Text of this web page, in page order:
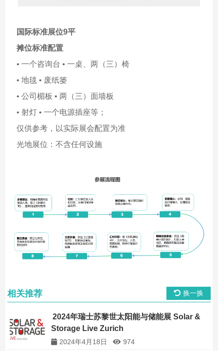
国际标准展位9平
摊位标准配置
• 一个咨询台 • 一桌、两（三）椅
• 地毯 • 废纸篓
• 公司楣板 • 两（三）面墙板
• 射灯 • 一个电源插座等；
仅供参考，以实际展会配置为准
光地展位：不含任何设施
相关推荐 换一换
2024年瑞士苏黎世太阳能与储能展 Solar &
Storage Live Zurich
2024年4月18日
974